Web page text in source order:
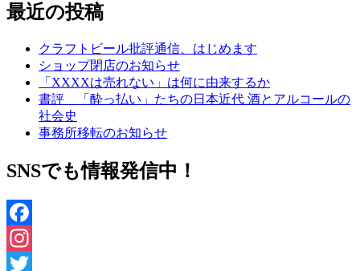
最近の投稿
クラフトビール批評通信、はじめます
ショップ閉店のお知らせ
「XXXXは売れない」は何に由来するか
書評 「酔っ払い」たちの日本近代 酒とアルコールの
社会史
事務所移転のお知らせ
SNSでも情報発信中！
Facebook
Instagram